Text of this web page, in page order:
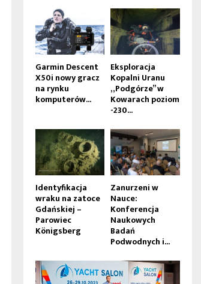
Garmin Descent
X50i nowy gracz
na rynku
komputerów...
Eksploracja
Kopalni Uranu
„Podgórze” w
Kowarach poziom
-230...
Identyfikacja
wraku na zatoce
Gdańskiej –
Parowiec
Königsberg
Zanurzeni w
Nauce:
Konferencja
Naukowych
Badań
Podwodnych i...